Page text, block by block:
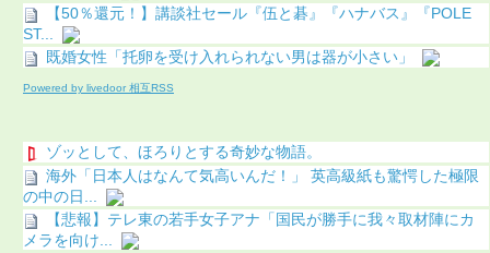
【50％還元！】講談社セール『伍と碁』『ハナバス』『POLE
ST...
既婚女性「托卵を受け入れられない男は器が小さい」
Powered by livedoor 相互RSS
ゾッとして、ほろりとする奇妙な物語。
海外「日本人はなんて気高いんだ！」 英高級紙も驚愕した極限
の中の日...
【悲報】テレ東の若手女子アナ「国民が勝手に我々取材陣にカ
メラを向け...